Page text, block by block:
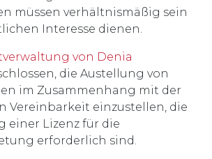
müssen verhältnismäßig sein
Interesse dienen.
von Denia
die Austellung von
im Zusammenhang mit der
Vereinbarkeit einzustellen, die
einer Lizenz für die
erforderlich sind.